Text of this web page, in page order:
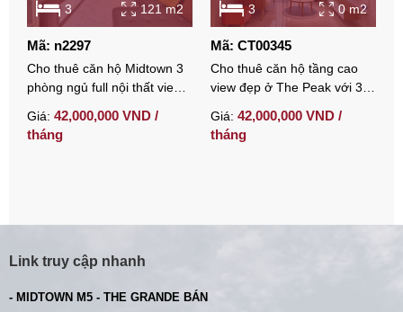
3 121 m2
Mã: n2297
Cho thuê căn hộ Midtown 3
phòng ngủ full nội thất view
Giá: 42,000,000 VND /
tháng
3 0 m2
Mã: CT00345
Cho thuê căn hộ tầng cao
view đẹp ở The Peak với 3
Giá: 42,000,000 VND /
tháng
Link truy cập nhanh
- MIDTOWN M5 - THE GRANDE BÁN